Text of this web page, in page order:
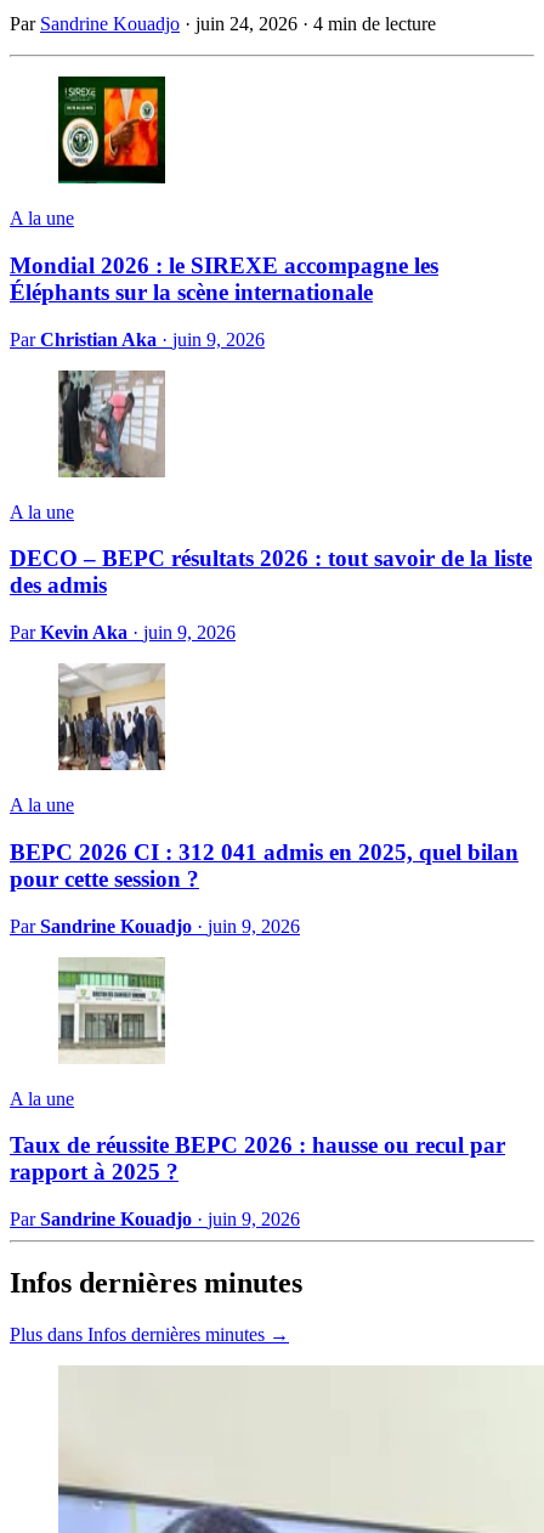
Par Sandrine Kouadjo · juin 24, 2026 · 4 min de lecture
A la une
Mondial 2026 : le SIREXE accompagne les
Éléphants sur la scène internationale
ParChristian Aka · juin 9, 2026
A la une
DECO – BEPC résultats 2026 : tout savoir de la liste
des admis
ParKevin Aka · juin 9, 2026
A la une
BEPC 2026 CI : 312 041 admis en 2025, quel bilan
pour cette session ?
ParSandrine Kouadjo · juin 9, 2026
A la une
Taux de réussite BEPC 2026 : hausse ou recul par
rapport à 2025 ?
ParSandrine Kouadjo · juin 9, 2026
Infos dernières minutes
Plus dans Infos dernières minutes →